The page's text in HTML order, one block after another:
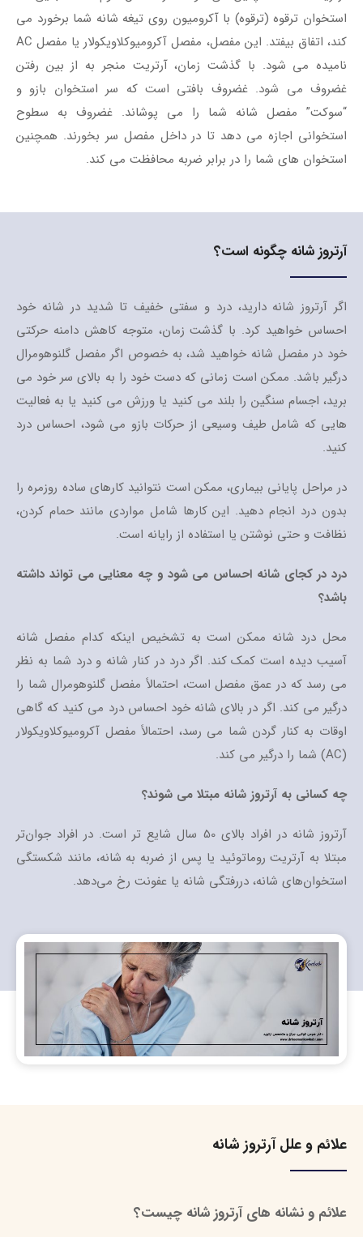
استخوان ترقوه (ترقوه) با آکرومیون روی تیغه شانه شما برخورد می
کند، اتفاق بیفتد. این مفصل، مفصل آکرومیوکلاویکولار یا مفصل AC
نامیده می شود. با گذشت زمان، آرتریت منجر به از بین رفتن
غضروف می شود. غضروف بافتی است که سر استخوان بازو و
“سوکت” مفصل شانه شما را می پوشاند. غضروف به سطوح
استخوانی اجازه می دهد تا در داخل مفصل سر بخورند. همچنین
استخوان های شما را در برابر ضربه محافظت می کند.
آرتروز شانه چگونه است؟
اگر آرتروز شانه دارید، درد و سفتی خفیف تا شدید در شانه خود
احساس خواهید کرد. با گذشت زمان، متوجه کاهش دامنه حرکتی
خود در مفصل شانه خواهید شد، به خصوص اگر مفصل گلنوهومرال
درگیر باشد. ممکن است زمانی که دست خود را به بالای سر خود می
برید، اجسام سنگین را بلند می کنید یا ورزش می کنید یا به فعالیت
هایی که شامل طیف وسیعی از حرکات بازو می شود، احساس درد
کنید.
در مراحل پایانی بیماری، ممکن است نتوانید کارهای ساده روزمره را
بدون درد انجام دهید. این کارها شامل مواردی مانند حمام کردن،
نظافت و حتی نوشتن یا استفاده از رایانه است.
درد در کجای شانه احساس می شود و چه معنایی می تواند داشته
باشد؟
محل درد شانه ممکن است به تشخیص اینکه کدام مفصل شانه
آسیب دیده است کمک کند. اگر درد در کنار شانه و درد شما به نظر
می رسد که در عمق مفصل است، احتمالاً مفصل گلنوهومرال شما را
درگیر می کند. اگر در بالای شانه خود احساس درد می کنید که گاهی
اوقات به کنار گردن شما می رسد، احتمالاً مفصل آکرومیوکلاویکولار
(AC) شما را درگیر می کند.
چه کسانی به آرتروز شانه مبتلا می شوند؟
آرتروز شانه در افراد بالای 50 سال شایع تر است. در افراد جوان‌تر
مبتلا به آرتریت روماتوئید یا پس از ضربه به شانه، مانند شکستگی
استخوان‌های شانه، دررفتگی شانه یا عفونت رخ می‌دهد.
علائم و علل آرتروز شانه
علائم و نشانه های آرتروز شانه چیست؟